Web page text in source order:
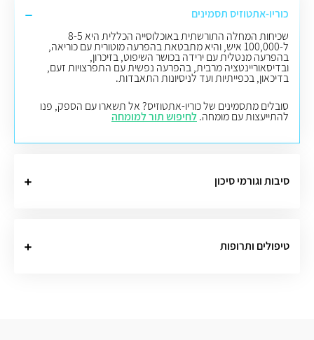
כוריו-אתטוזיס תסמינים
שכיחות המחלה התורשתית באוכלוסייה הכללית היא 8-5
ל-100,000 איש, והיא מתבטאת בהפרעה מוטורית עם כוריאה,
בהפרעה מנטלית עם ירידה בכושר השיפוט, בזיכרון,
ובדיסאוריינטציה מרבית, בהפרעה נפשית עם התפרצויות זעם,
בדיכאון, בכפייתיות ועד לניסיונות התאבדות.
סובלים מתסמינים של כוריו-אתטוזיס? אל תשארו עם הספק, פנו
להתייעצות עם מומחה.לחיפוש תור למומחה
סיבות וגורמי סיכון
טיפולים ותרופות